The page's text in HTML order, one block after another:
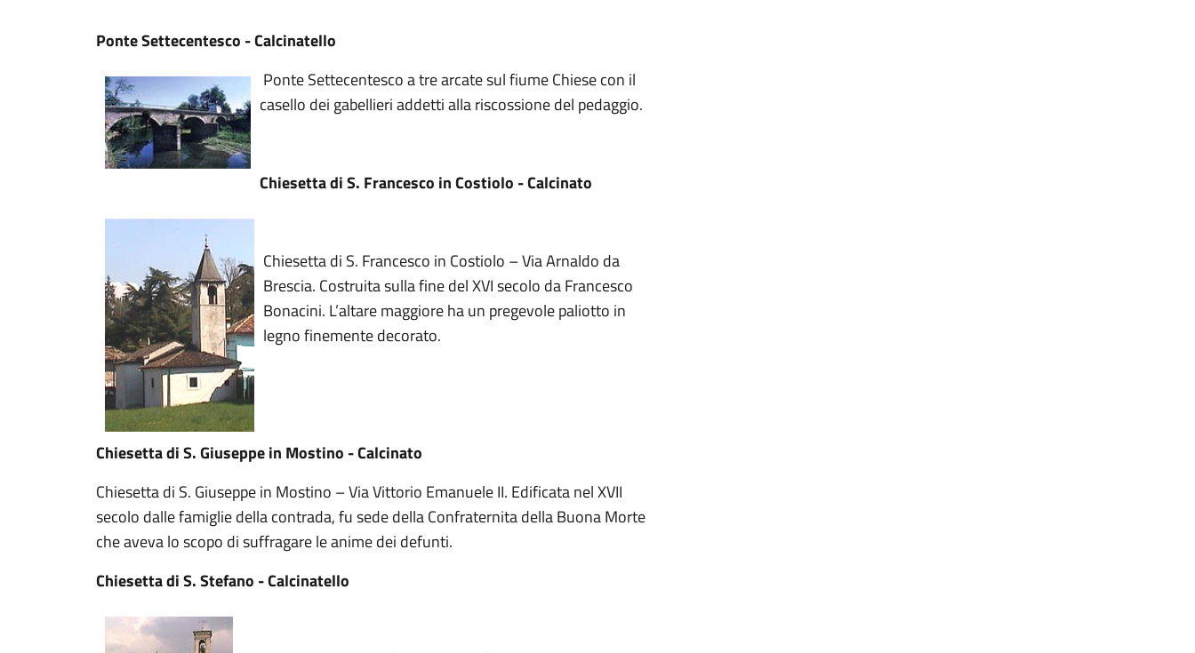
Ponte Settecentesco - Calcinatello
Ponte Settecentesco a tre arcate sul fiume Chiese con il
casello dei gabellieri addetti alla riscossione del pedaggio.
Chiesetta di S. Francesco in Costiolo - Calcinato
Chiesetta di S. Francesco in Costiolo – Via Arnaldo da
Brescia. Costruita sulla fine del XVI secolo da Francesco
Bonacini. L’altare maggiore ha un pregevole paliotto in
legno finemente decorato.
Chiesetta di S. Giuseppe in Mostino - Calcinato
Chiesetta di S. Giuseppe in Mostino – Via Vittorio Emanuele II. Edificata nel XVII
secolo dalle famiglie della contrada, fu sede della Confraternita della Buona Morte
che aveva lo scopo di suffragare le anime dei defunti.
Chiesetta di S. Stefano - Calcinatello